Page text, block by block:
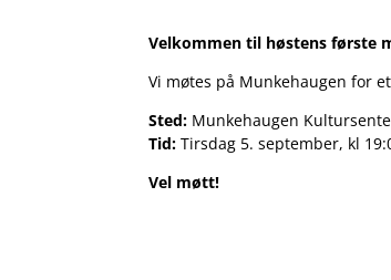
Velkommen til høstens første
Vi møtes på Munkehaugen for
Sted: Munkehaugen
Tid: Tirsdag 5. september, kl
Vel møtt!